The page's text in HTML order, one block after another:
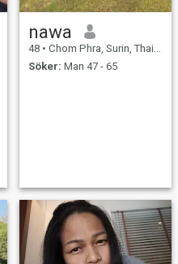
nawa
48 • Chom Phra, Surin, Thailand
Söker: Man 47 - 65